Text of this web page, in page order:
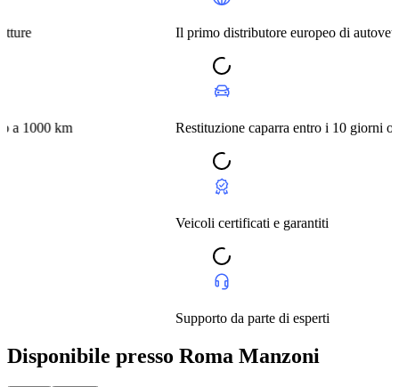
Il primo distributore europeo di autovetture
Restituzione caparra entro i 10 giorni o a 1000 km
Veicoli certificati e garantiti
Supporto da parte di esperti
Disponibile presso Roma Manzoni